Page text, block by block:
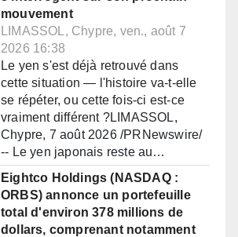
mouvement
LIMASSOL, Chypre, ven., août 7
2026 16:38
Le yen s'est déjà retrouvé dans
cette situation — l'histoire va-t-elle
se répéter, ou cette fois-ci est-ce
vraiment différent ?LIMASSOL,
Chypre, 7 août 2026 /PRNewswire/
-- Le yen japonais reste au…
Eightco Holdings (NASDAQ :
ORBS) annonce un portefeuille
total d'environ 378 millions de
dollars, comprenant notamment